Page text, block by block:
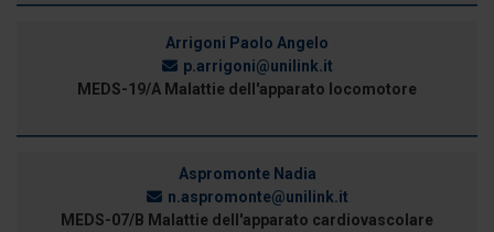
Arrigoni Paolo Angelo
p.arrigoni@unilink.it
MEDS-19/A Malattie dell'apparato locomotore
Aspromonte Nadia
n.aspromonte@unilink.it
MEDS-07/B Malattie dell'apparato cardiovascolare